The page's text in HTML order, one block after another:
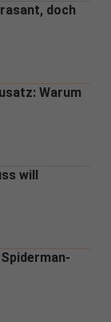
doch
Warum
will